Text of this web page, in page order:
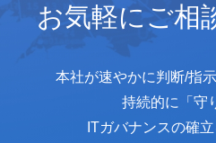
お気軽にご相
本社が速やかに判断/指
持続的に
「守
ITガバナンスの確